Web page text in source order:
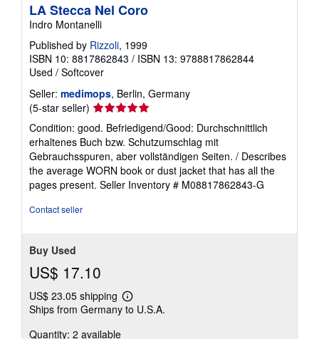
LA Stecca Nel Coro
Indro Montanelli
Published by Rizzoli, 1999
ISBN 10: 8817862843 / ISBN 13: 9788817862844
Used / Softcover
Seller: medimops, Berlin, Germany
(5-star seller) Seller
rating
5
out
of
5
stars
Condition: good. Befriedigend/Good: Durchschnittlich
erhaltenes Buch bzw. Schutzumschlag mit
Gebrauchsspuren, aber vollständigen Seiten. / Describes
the average WORN book or dust jacket that has all the
pages present. Seller Inventory # M08817862843-G
Contact seller
Buy Used
US$ 17.10
US$ 23.05 shipping
Learn
more
Ships from Germany to U.S.A.
Quantity: 2 available